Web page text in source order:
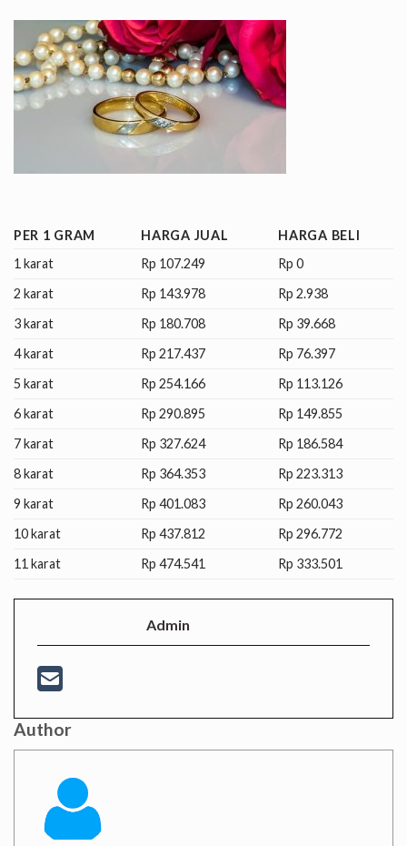
PER 1 GRAM HARGA JUAL
HARGA BELI
1 karat
Rp 107.249
Rp 0
2 karat
Rp 143.978
Rp 2.938
3 karat
Rp 180.708
Rp 39.668
4 karat
Rp 217.437
Rp 76.397
5 karat
Rp 254.166
Rp 113.126
6 karat
Rp 290.895
Rp 149.855
7 karat
Rp 327.624
Rp 186.584
8 karat
Rp 364.353
Rp 223.313
9 karat
Rp 401.083
Rp 260.043
10 karat
Rp 437.812
Rp 296.772
11 karat
Rp 474.541 Rp 333.501
Admin
Author